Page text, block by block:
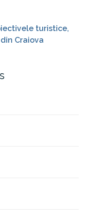
turistice,
Craiova